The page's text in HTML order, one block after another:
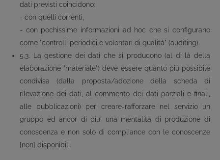
dati previsti coincidono:
- con quelli correnti,
- con pochissime informazioni ad hoc che si configurano
come "controlli periodici e volontari di qualità" (auditing).
5.3. La gestione dei dati che si producono (al di là della
elaborazione "materiale") deve essere quanto più possibile
condivisa (dalla proposta/adozione della scheda di
rilevazione dei dati, al commento dei dati parziali e finali,
alle pubblicazioni) per creare-rafforzare nel servizio un
gruppo ed ancor di piu' una mentalità di produzione di
conoscenza e non solo di compliance con le conoscenze
[non] disponibili.